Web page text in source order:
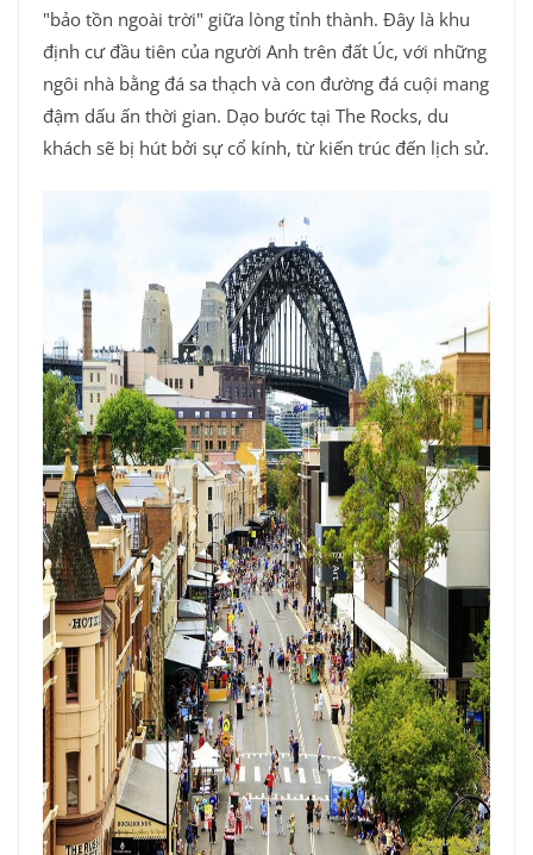
"bảo tồn ngoài trời" giữa lòng tỉnh thành. Đây là khu
định cư đầu tiên của người Anh trên đất Úc, với những
ngôi nhà bằng đá sa thạch và con đường đá cuội mang
đậm dấu ấn thời gian. Dạo bước tại The Rocks, du
khách sẽ bị hút bởi sự cổ kính, từ kiến trúc đến lịch sử.